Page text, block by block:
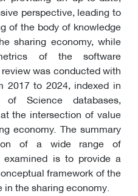
perspective, leading to
of the body of knowledge
sharing economy, while
of the software
was conducted with
2017 to 2024, indexed in
Science databases,
the intersection of value
economy. The summary
of a wide range of
examined is to provide a
framework of the
the sharing economy.